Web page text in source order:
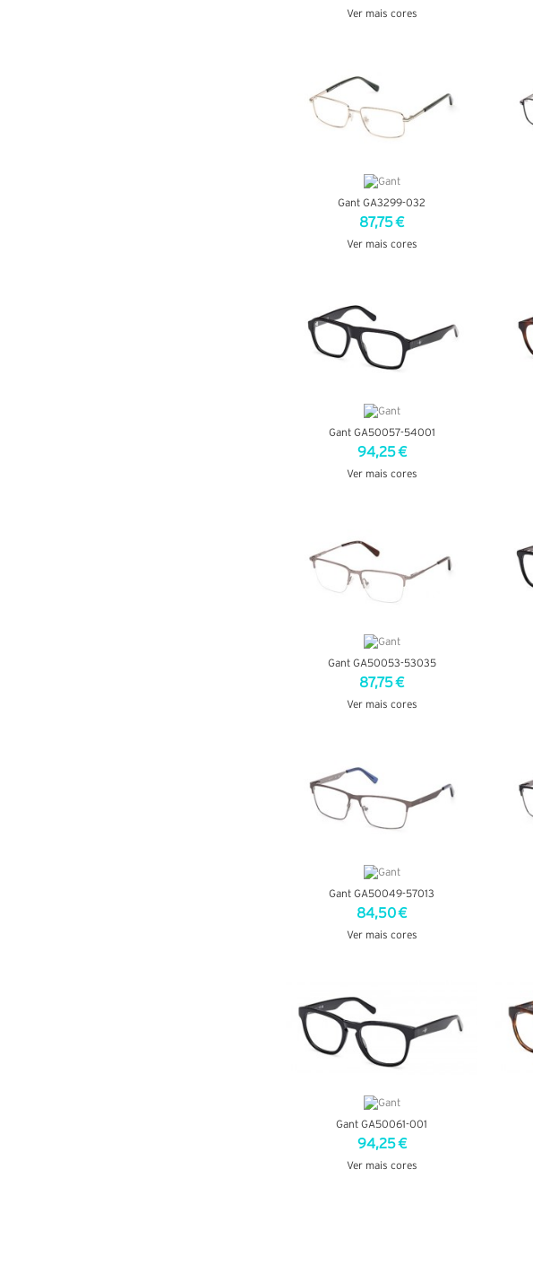
Ver mais cores
Gant GA3299-032
87,75 €
Ver mais cores
Gant GA50057-54001
94,25 €
Ver mais cores
Gant GA50053-53035
87,75 €
Ver mais cores
Gant GA50049-57013
84,50 €
Ver mais cores
Gant GA50061-001
94,25 €
Ver mais cores